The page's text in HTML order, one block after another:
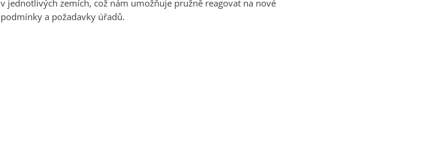
v jednotlivých zemích, což nám umožňuje pružně reagovat na nové
podmínky a požadavky úřadů.